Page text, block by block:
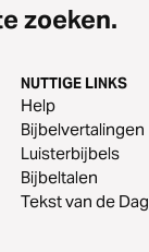
zoeken.
NUTTIGE LINKS
Help
Bijbelvertalingen
Luisterbijbels
Bijbeltalen
Tekst van de Dag